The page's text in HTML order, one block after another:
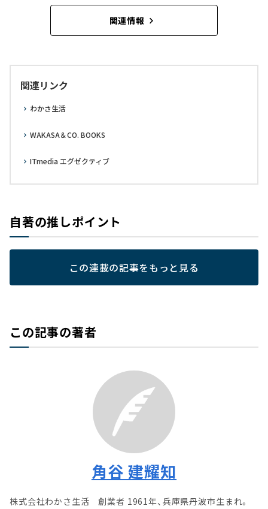
関連情報
関連リンク
わかさ生活
WAKASA＆CO. BOOKS
ITmedia エグゼクティブ
自著の推しポイント
この連載の記事をもっと見る
この記事の著者
角谷 建耀知
株式会社わかさ生活 創業者 1961年、兵庫県丹波市生まれ。